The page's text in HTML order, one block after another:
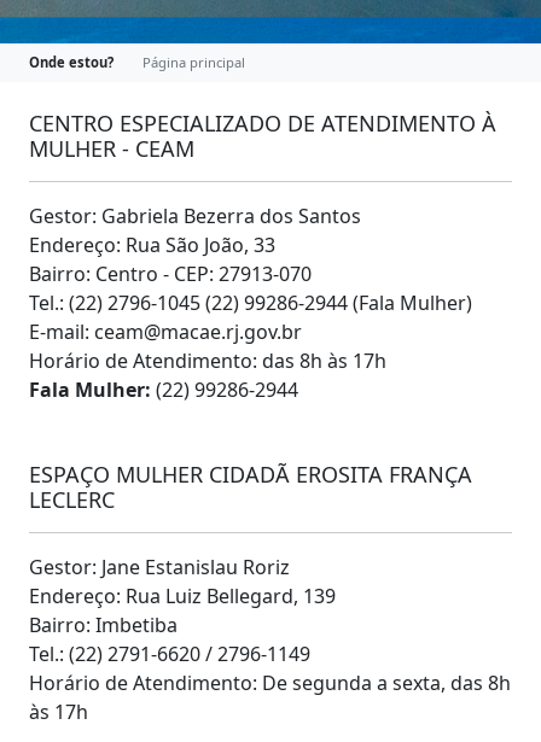
Onde estou? Página principal
CENTRO ESPECIALIZADO DE ATENDIMENTO À
MULHER - CEAM
Gestor: Gabriela Bezerra dos Santos
Endereço: Rua São João, 33
Bairro: Centro - CEP: 27913-070
Tel.: (22) 2796-1045 (22) 99286-2944 (Fala Mulher)
E-mail: ceam@macae.rj.gov.br
Horário de Atendimento: das 8h às 17h
Fala Mulher: (22) 99286-2944
ESPAÇO MULHER CIDADÃ EROSITA FRANÇA
LECLERC
Gestor: Jane Estanislau Roriz
Endereço: Rua Luiz Bellegard, 139
Bairro: Imbetiba
Tel.: (22) 2791-6620 / 2796-1149
Horário de Atendimento: De segunda a sexta, das 8h
às 17h